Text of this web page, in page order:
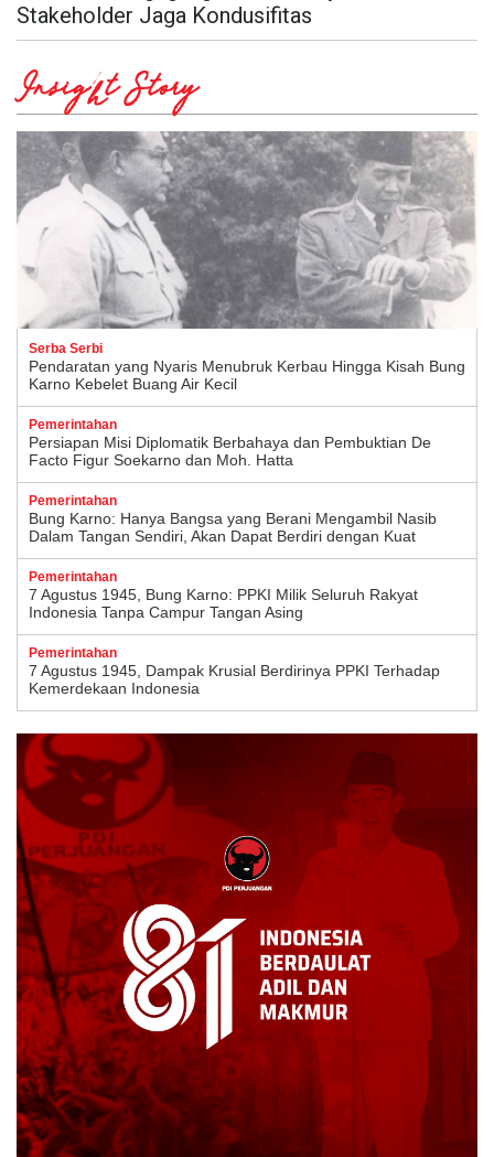
Stakeholder Jaga Kondusifitas
Insight Story
Serba Serbi
Pendaratan yang Nyaris Menubruk Kerbau Hingga Kisah Bung
Karno Kebelet Buang Air Kecil
Pemerintahan
Persiapan Misi Diplomatik Berbahaya dan Pembuktian De
Facto Figur Soekarno dan Moh. Hatta
Pemerintahan
Bung Karno: Hanya Bangsa yang Berani Mengambil Nasib
Dalam Tangan Sendiri, Akan Dapat Berdiri dengan Kuat
Pemerintahan
7 Agustus 1945, Bung Karno: PPKI Milik Seluruh Rakyat
Indonesia Tanpa Campur Tangan Asing
Pemerintahan
7 Agustus 1945, Dampak Krusial Berdirinya PPKI Terhadap
Kemerdekaan Indonesia